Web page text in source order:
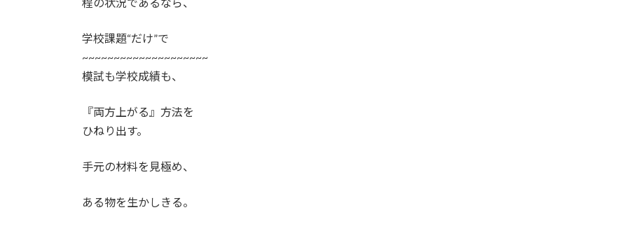
学校課題“だけ”で
~~~~~~~~~~~~~~~~~~~~
模試も学校成績も、
『両方上がる』方法を
ひねり出す。
手元の材料を見極め、
ある物を生かしきる。